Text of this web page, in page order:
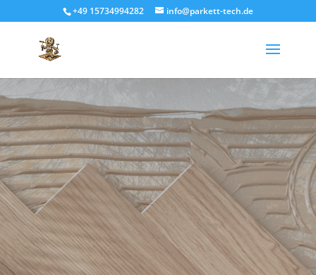
+49 15734994282 info@parkett-tech.de